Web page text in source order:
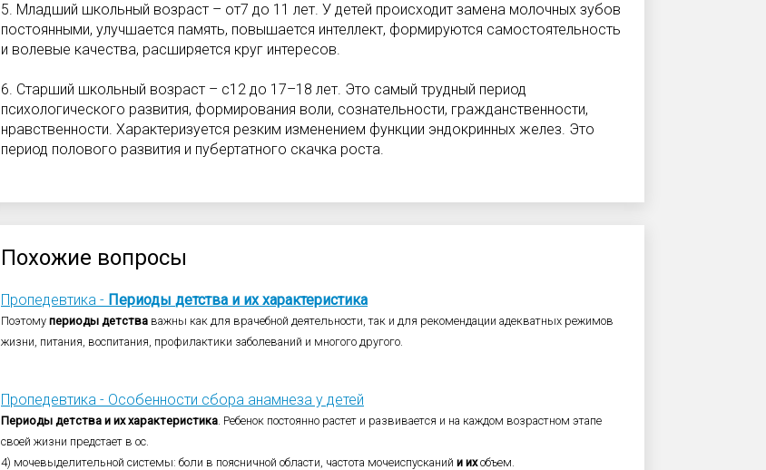
5. Младший школьный возраст – от7 до 11 лет. У детей происходит замена молочных зубов
постоянными, улучшается память, повышается интеллект, формируются самостоятельность
и волевые качества, расширяется круг интересов.
6. Старший школьный возраст – с12 до 17–18 лет. Это самый трудный период
психологического развития, формирования воли, сознательности, гражданственности,
нравственности. Характеризуется резким изменением функции эндокринных желез. Это
период полового развития и пубертатного скачка роста.
Похожие вопросы
Пропедевтика - Периоды детства и их характеристика
Поэтому периоды детства важны как для врачебной деятельности, так и для рекомендации адекватных режимов
жизни, питания, воспитания, профилактики заболеваний и многого другого.
Пропедевтика - Особенности сбора анамнеза у детей
Периоды детства и их характеристика. Ребенок постоянно растет и развивается и на каждом возрастном этапе
своей жизни предстает в ос.
4) мочевыделительной системы: боли в поясничной области, частота мочеиспусканий и ихобъем.